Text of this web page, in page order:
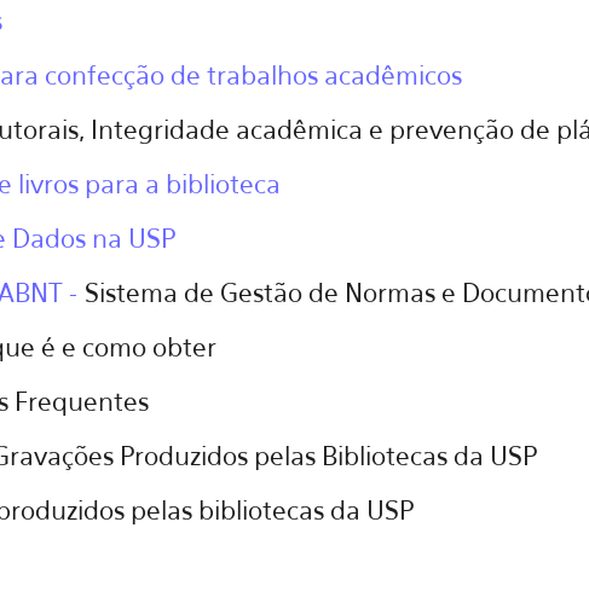
confecção de trabalhos acadêmicos
Integridade acadêmica e prevenção de
livros para a biblioteca
Dados na USP
- Sistema de Gestão de Normas e
é e como obter
Frequentes
Produzidos pelas Bibliotecas da USP
pelas bibliotecas da USP